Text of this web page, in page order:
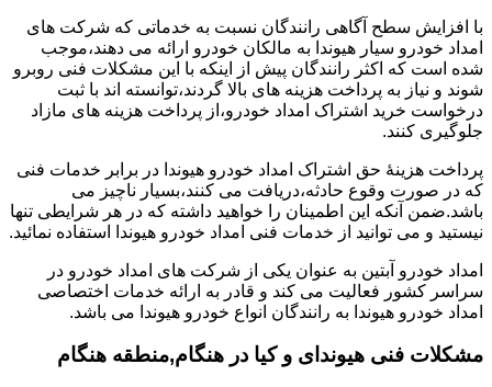
با افزایش سطح آگاهی رانندگان نسبت به خدماتی که شرکت های
امداد خودرو سیار هیوندا به مالکان خودرو ارائه می دهند،موجب
شده است که اکثر رانندگان پیش از اینکه با این مشکلات فنی روبرو
شوند و نیاز به پرداخت هزینه های بالا گردند،توانسته اند با ثبت
درخواست خرید اشتراک امداد خودرو،از پرداخت هزینه های مازاد
جلوگیری کنند.
پرداخت هزینۀ حق اشتراک امداد خودرو هیوندا در برابر خدمات فنی
که در صورت وقوع حادثه،دریافت می کنند،بسیار ناچیز می
باشد.ضمن آنکه این اطمینان را خواهید داشته که در هر شرایطی تنها
نیستید و می توانید از خدمات فنی امداد خودرو هیوندا استفاده نمائید.
امداد خودرو آبتین به عنوان یکی از شرکت های امداد خودرو در
سراسر کشور فعالیت می کند و قادر به ارائه خدمات اختصاصی
امداد خودرو هیوندا به رانندگان انواع خودرو هیوندا می باشد.
مشکلات فنی هیوندای و کیا در هنگام,منطقه هنگام